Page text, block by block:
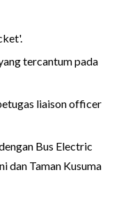
tercantum pada
liaison officer
Bus Electric
dan Taman Kusuma